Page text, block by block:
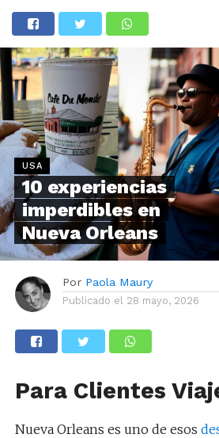
USA
10 experiencias
imperdibles en
Nueva Orleans
Por Paola Maury
Publicado el 28 mayo, 2026
Para Clientes
Nueva Orleans es uno de esos